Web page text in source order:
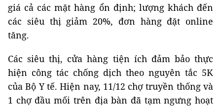
giá cả các mặt hàng ổn định; lượng khách đến
các siêu thị giảm 20%, đơn hàng đặt online
tăng.
Các siêu thị, cửa hàng tiện ích đảm bảo thực
hiện công tác chống dịch theo nguyên tắc 5K
của Bộ Y tế. Hiện nay, 11/12 chợ truyền thống và
1 chợ đầu mối trên địa bàn đã tạm ngưng hoạt